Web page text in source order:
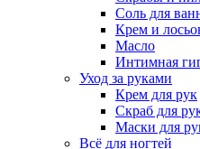
Соль для
Крем и
Масло
Интимная
Уход за руками
Крем для рук
Скраб для
Маски для
Всё для ногтей